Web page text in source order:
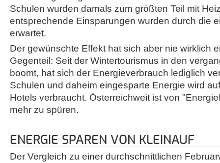
Schulen wurden damals zum größten Teil mit
entsprechende Einsparungen wurden durch die
erwartet.
Der gewünschte Effekt hat sich aber nie wirklich
Gegenteil: Seit der Wintertourismus in den
boomt, hat sich der Energieverbrauch lediglich
Schulen und daheim eingesparte Energie wird
Hotels verbraucht. Österreichweit ist von
mehr zu spüren.
ENERGIE SPAREN VON KLEINAUF
Der Vergleich zu einer durchschnittlichen